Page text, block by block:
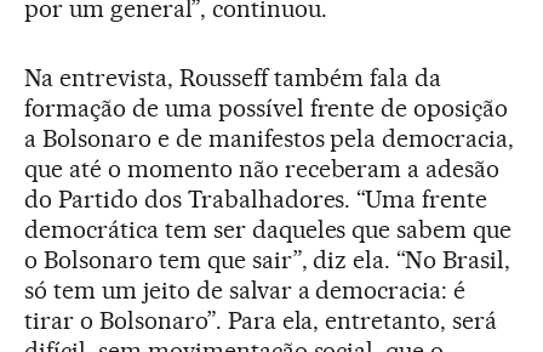
por um general”, continuou.
Na entrevista, Rousseff também fala da
formação de uma possível frente de oposição
a Bolsonaro e de manifestos pela democracia,
que até o momento não receberam a adesão
do Partido dos Trabalhadores. “Uma frente
democrática tem ser daqueles que sabem que
o Bolsonaro tem que sair”, diz ela. “No Brasil,
só tem um jeito de salvar a democracia: é
tirar o Bolsonaro”. Para ela, entretanto, será